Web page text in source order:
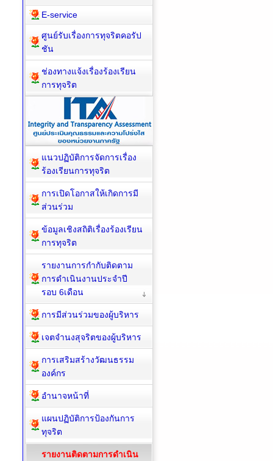
E-service
ศูนย์รับเรื่องการทุจริตคอรัป
ชัน
ช่องทางแจ้งเรื่องร้องเรียน
การทุจริต
แนวปฏิบัติการจัดการเรื่อง
ร้องเรียนการทุจริต
การเปิดโอกาสให้เกิดการมี
ส่วนร่วม
ข้อมูลเชิงสถิติเรื่องร้องเรียน
การทุจริต
รายงานการกำกับติดตาม
การดำเนินงานประจำปี
รอบ 6เดือน
การมีส่วนร่วมของผู้บริหาร
เจตจำนงสุจริตของผู้บริหาร
การเสริมสร้างวัฒนธรรม
องค์กร
อำนาจหน้าที่
แผนปฏิบัติการป้องกันการ
ทุจริต
รายงานติดตามการดำเนิน